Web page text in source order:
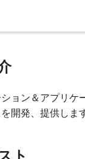
ョン＆アプリケ
開発、提供しま
ト